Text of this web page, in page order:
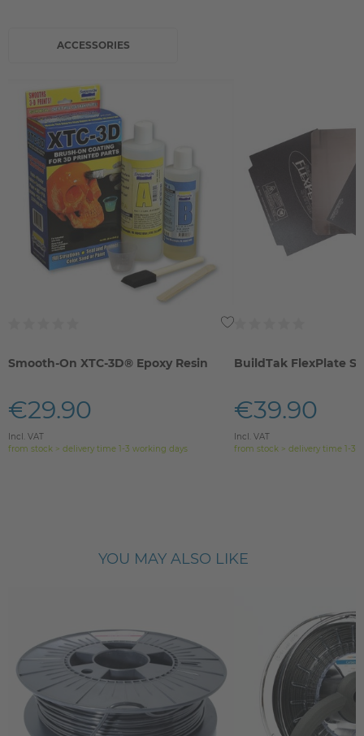
ACCESSORIES
Smooth-On XTC-3D® Epoxy Resin
€29.90
Incl. VAT
from stock > delivery time 1-3 working days
BuildTak FlexPlate
€39.90
Incl. VAT
from stock > delivery time 1-3
YOU MAY ALSO LIKE